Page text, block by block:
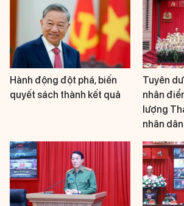
Hành động đột phá, biến
quyết sách thành kết quả
Tuyên
nhân
lượng
nhân dân